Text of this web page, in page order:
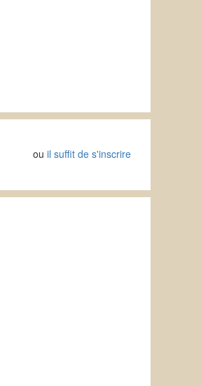
ouil suffit de s'inscrire